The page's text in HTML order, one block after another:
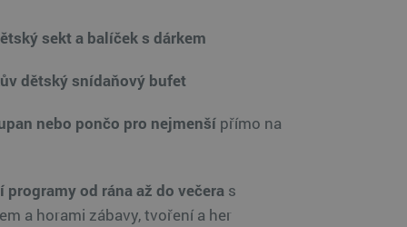
sekt a balíček s dárkem
dětský snídaňový bufet
nebo pončo pro nejmenší přímo na
programy od rána až do večera s
a horami zábavy, tvoření a her